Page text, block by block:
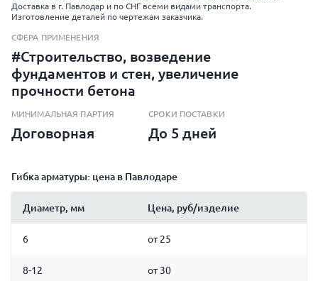
Доставка в г. Павлодар и по СНГ всеми видами транспорта.
Изготовление деталей по чертежам заказчика.
СФЕРА ПРИМЕНЕНИЯ
#Строительство, возведение
фундаментов и стен, увеличение
прочности бетона
МИНИМАЛЬНАЯ ПАРТИЯ
Договорная
СРОКИ ПОСТАВКИ
До 5 дней
Гибка арматуры: цена в Павлодаре
Диаметр, мм Цена, руб/изделие
6 от 25
8-12 от 30